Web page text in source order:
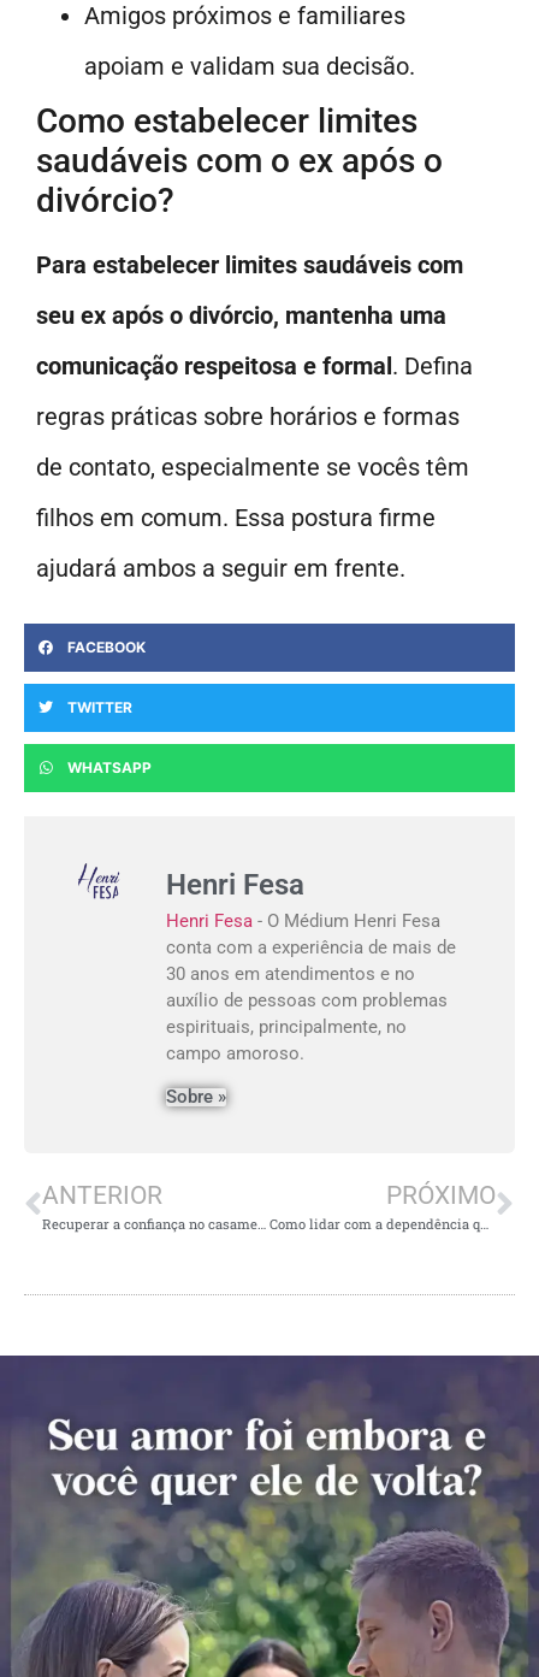
Amigos próximos e familiares
apoiam e validam sua decisão.
Como estabelecer limites
saudáveis com o ex após o
divórcio?
Para estabelecer limites saudáveis com
seu ex após o divórcio, mantenha uma
comunicação respeitosa e formal . Defina
regras práticas sobre horários e formas
de contato, especialmente se vocês têm
filhos em comum. Essa postura firme
ajudará ambos a seguir em frente.
FACEBOOK
TWITTER
WHATSAPP
Henri Fesa
Henri Fesa - O Médium Henri Fesa
conta com a experiência de mais de
30 anos em atendimentos e no
auxílio de pessoas com problemas
espirituais, principalmente, no
campo amoroso.
Sobre »
ANTERIOR PRÓXIMO
Como lidar com a dependência química no casamento?